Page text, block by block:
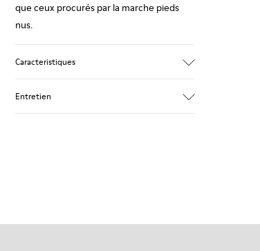
que ceux procurés par la marche pieds
nus.
Caracteristiques
PU) 41 % Polyester
Entretien